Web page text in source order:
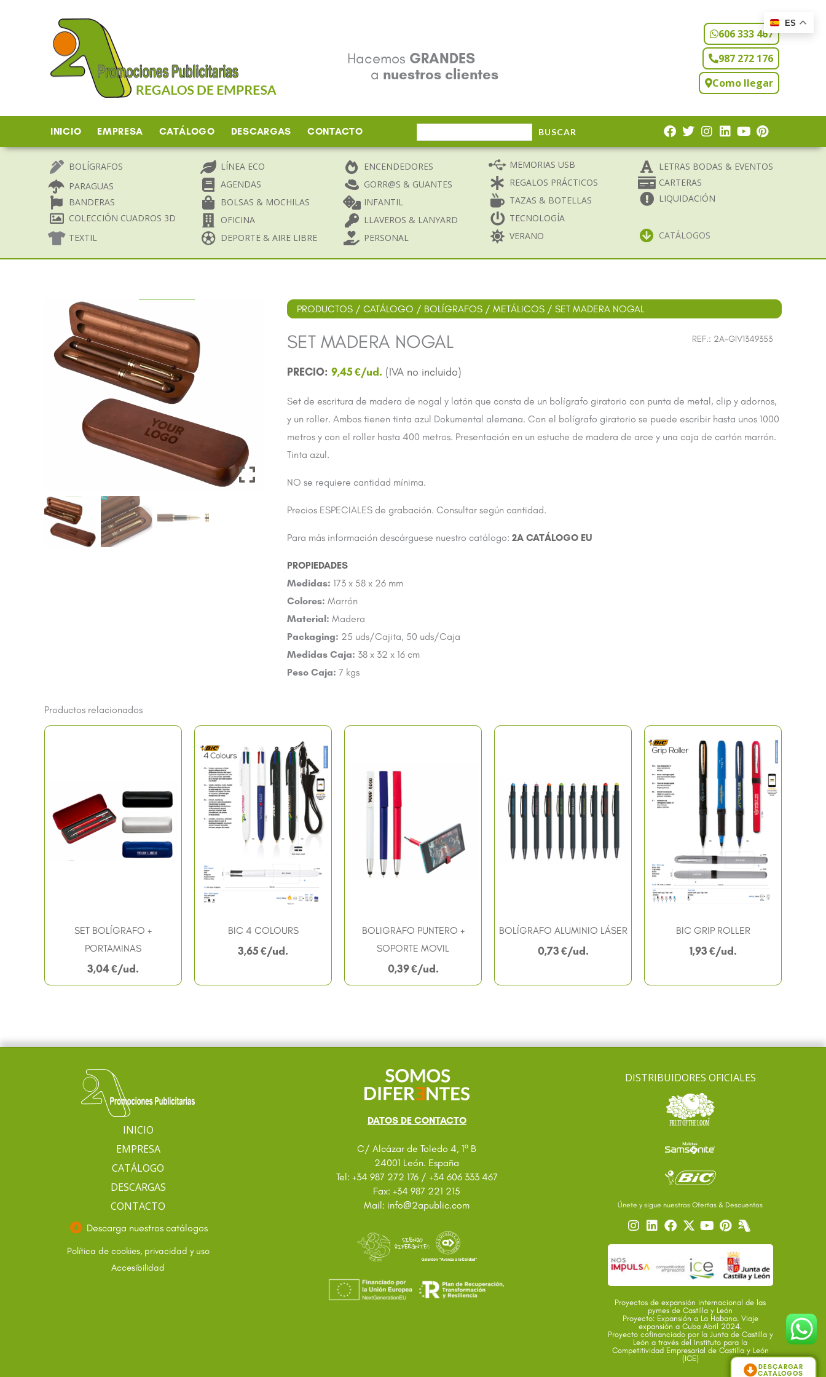
Hacemos GRANDES
a nuestros clientes
606 333 467
987 272 176
Como llegar
INICIO EMPRESA CATÁLOGO DESCARGAS CONTACTO
por:
BUSCAR
BOLÍGRAFOS
PARAGUAS
BANDERAS
COLECCIÓN CUADROS 3D
TEXTIL
LÍNEA ECO
AGENDAS
BOLSAS & MOCHILAS
OFICINA
DEPORTE & AIRE LIBRE
ENCENDEDORES
GORR@S & GUANTES
INFANTIL
LLAVEROS & LANYARD
PERSONAL
MEMORIAS USB
REGALOS PRÁCTICOS
TAZAS & BOTELLAS
TECNOLOGÍA
VERANO
LETRAS BODAS & EVENTOS
CARTERAS
LIQUIDACIÓN
CATÁLOGOS
DESCARGAR
CATÁLOGOS
PRODUCTOS / CATÁLOGO / BOLÍGRAFOS / METÁLICOS / SET MADERA NOGAL
REF.: 2A-GIV1349353
SET MADERA NOGAL
9,45€
Set de escritura de madera de nogal y latón que consta de un bolígrafo giratorio con punta de metal, clip y adornos,
y un roller. Ambos tienen tinta azul Dokumental alemana. Con el bolígrafo giratorio se puede escribir hasta unos 1000
metros y con el roller hasta 400 metros. Presentación en un estuche de madera de arce y una caja de cartón marrón.
Tinta azul.
NO se requiere cantidad mínima.
Precios ESPECIALES de grabación. Consultar según cantidad.
Para más información descárguese nuestro catálogo: 2A CATÁLOGO EU
Medidas: 173 x 58 x 26 mm
Colores: Marrón
Material: Madera
Packaging: 25 uds/Cajita, 50 uds/Caja
Medidas Caja: 38 x 32 x 16 cm
Peso Caja: 7 kgs
Productos relacionados
SET BOLÍGRAFO +
PORTAMINAS
3,04€
BIC 4 COLOURS
3,65€
BOLIGRAFO PUNTERO +
SOPORTE MOVIL
0,39€
BOLÍGRAFO ALUMINIO LÁSER
0,73€
BIC GRIP ROLLER
1,93€
INICIO
EMPRESA
CATÁLOGO
DESCARGAS
CONTACTO
Descarga nuestros catálogos
Política de cookies, privacidad y uso
Accesibilidad
DATOS DE CONTACTO
C/ Alcázar de Toledo 4, 1º B
24001 León. España
Tel: +34 987 272 176 / +34 606 333 467
Fax: +34 987 221 215
Mail: info@2apublic.com
DISTRIBUIDORES OFICIALES
Únete y sigue nuestras Ofertas & Descuentos
Proyectos de expansión internacional de las
pymes de Castilla y León
Proyecto: Expansión a La Habana. Viaje
expansión a Cuba Abril 2024.
Proyecto cofinanciado por la Junta de Castilla y
León a través del Instituto para la
Competitividad Empresarial de Castilla y León
(ICE)
ES